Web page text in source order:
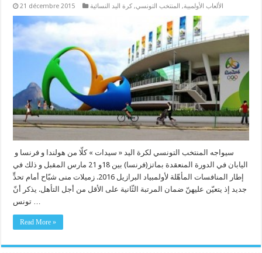
21 décembre 2015 الألعاب الأولمبية, المنتخب التونسي, كرة اليد النسائية
اليابان في الدورة المنعقدة بماتز(فرنسا) بين 18و 21 مارس المقبل و ذلك في
إطار المنافسات المأهّلة لأولمبياد البرازيل 2016. زميلات منى شبّاح أمام تحدٍّ
جديد إذ يتعيّن عليهنّ ضمان المرتبة الثّانية على الأقل من أجل التأهل. يذكر أنّ
تونس …
Read More »